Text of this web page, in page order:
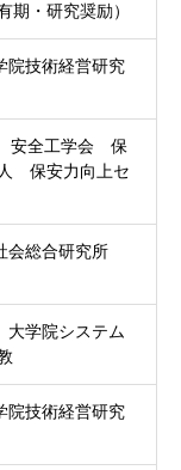
期・研究奨励）
技術経営研究
安全工学会 保
保安力向上セ
会総合研究所
学院システム
技術経営研究